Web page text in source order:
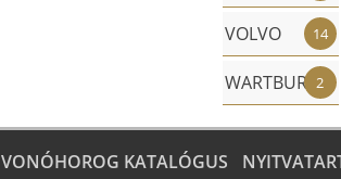
VOLVO 14
WARTBURG2
VONÓHOROG KATALÓGUS